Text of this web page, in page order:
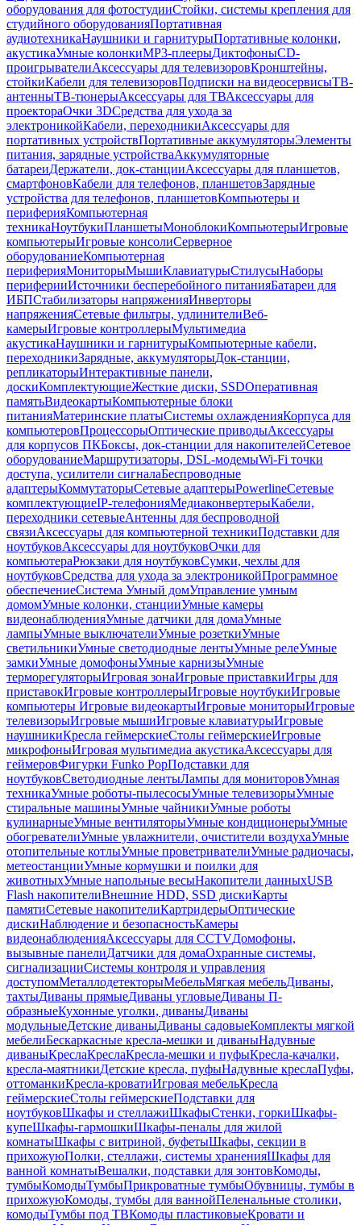
оборудования для фотостудииСтойки, системы крепления для
студийного оборудованияПортативная
аудиотехникаНаушники и гарнитурыПортативные колонки,
акустикаУмные колонкиMP3-плеерыДиктофоныCD-
проигрывателиАксессуары для телевизоровКронштейны,
стойкиКабели для телевизоровПодписки на видеосервисыТВ-
антенныТВ-тюнерыАксессуары для ТВАксессуары для
проектораОчки 3DСредства для ухода за
электроникойКабели, переходникиАксессуары для
портативных устройствПортативные аккумуляторыЭлементы
питания, зарядные устройстваАккумуляторные
батареиДержатели, док-станцииАксессуары для планшетов,
смартфоновКабели для телефонов, планшетовЗарядные
устройства для телефонов, планшетовКомпьютеры и
периферияКомпьютерная
техникаНоутбукиПланшетыМоноблокиКомпьютерыИгровые
компьютерыИгровые консолиСерверное
оборудованиеКомпьютерная
периферияМониторыМышиКлавиатурыСтилусыНаборы
периферииИсточники бесперебойного питанияБатареи для
ИБПСтабилизаторы напряженияИнверторы
напряженияСетевые фильтры, удлинителиВеб-
камерыИгровые контроллерыМультимедиа
акустикаНаушники и гарнитурыКомпьютерные кабели,
переходникиЗарядные, аккумуляторыДок-станции,
репликаторыИнтерактивные панели,
доскиКомплектующиеЖесткие диски, SSDОперативная
памятьВидеокартыКомпьютерные блоки
питанияМатеринские платыСистемы охлажденияКорпуса для
компьютеровПроцессорыОптические приводыАксессуары
для корпусов ПКБоксы, док-станции для накопителейСетевое
оборудованиеМаршрутизаторы, DSL-модемыWi-Fi точки
доступа, усилители сигналаБеспроводные
адаптерыКоммутаторыСетевые адаптерыPowerlineСетевые
комплектующиеIP-телефонияМедиаконвертерыКабели,
переходники сетевыеАнтенны для беспроводной
связиАксессуары для компьютерной техникиПодставки для
ноутбуковАксессуары для ноутбуковОчки для
компьютераРюкзаки для ноутбуковСумки, чехлы для
ноутбуковСредства для ухода за электроникойПрограммное
обеспечениеСистема Умный домУправление умным
домомУмные колонки, станцииУмные камеры
видеонаблюденияУмные датчики для домаУмные
лампыУмные выключателиУмные розеткиУмные
светильникиУмные светодиодные лентыУмные релеУмные
замкиУмные домофоныУмные карнизыУмные
терморегуляторыИгровая зонаИгровые приставкиИгры для
приставокИгровые контроллерыИгровые ноутбукиИгровые
компьютеры Игровые видеокартыИгровые мониторыИгровые
телевизорыИгровые мышиИгровые клавиатурыИгровые
наушникиКресла геймерскиеСтолы геймерскиеИгровые
микрофоныИгровая мультимедиа акустикаАксессуары для
геймеровФигурки Funko PopПодставки для
ноутбуковСветодиодные лентыЛампы для мониторовУмная
техникаУмные роботы-пылесосыУмные телевизорыУмные
стиральные машиныУмные чайникиУмные роботы
кулинарныеУмные вентиляторыУмные кондиционерыУмные
обогревателиУмные увлажнители, очистители воздухаУмные
отопительные котлыУмные проветривателиУмные радиочасы,
метеостанцииУмные кормушки и поилки для
животныхУмные напольные весыНакопители данныхUSB
Flash накопителиВнешние HDD, SSD дискиКарты
памятиСетевые накопителиКартридерыОптические
дискиНаблюдение и безопасностьКамеры
видеонаблюденияАксессуары для CCTVДомофоны,
вызывные панелиДатчики для домаОхранные системы,
сигнализацииСистемы контроля и управления
доступомМеталлодетекторыМебельМягкая мебельДиваны,
тахтыДиваны прямыеДиваны угловыеДиваны П-
образныеКухонные уголки, диваныДиваны
модульныеДетские диваныДиваны садовыеКомплекты мягкой
мебелиБескаркасные кресла-мешки и диваныНадувные
диваныКреслаКреслаКресла-мешки и пуфыКресла-качалки,
кресла-маятникиДетские кресла, пуфыНадувные креслаПуфы,
оттоманкиКресла-кроватиИгровая мебельКресла
геймерскиеСтолы геймерскиеПодставки для
ноутбуковШкафы и стеллажиШкафыСтенки, горкиШкафы-
купеШкафы-гармошкиШкафы-пеналы для жилой
комнатыШкафы с витриной, буфетыШкафы, секции в
прихожуюПолки, стеллажи, системы храненияШкафы для
ванной комнатыВешалки, подставки для зонтовКомоды,
тумбыКомодыТумбыПрикроватные тумбыОбувницы, тумбы в
прихожуюКомоды, тумбы для ваннойПеленальные столики,
комодыТумбы под ТВКомоды пластиковыеКровати и